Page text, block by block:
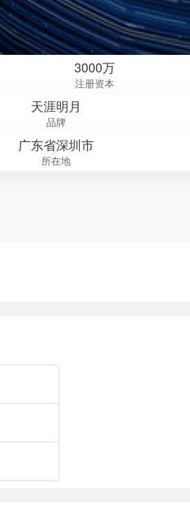
3000万
注册资本
天涯明月
品牌
广东省深圳市
所在地